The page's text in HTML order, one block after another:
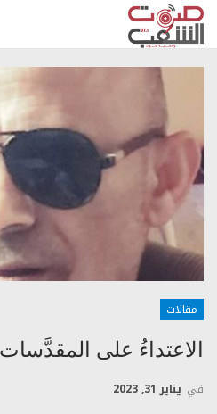
مقالات
الاعتداءُ على
في يناير 31, 2023